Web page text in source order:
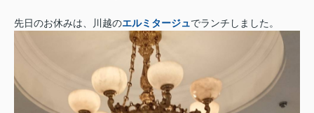
先日のお休みは、川越のエルミタージュでランチしました。